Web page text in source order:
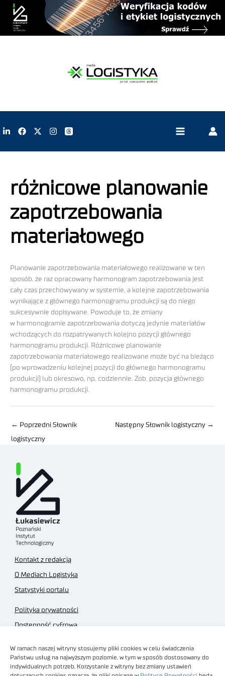
W ramach naszej witryny stosujemy pliki cookies w celu świadczenia
Państwu usług na najwyższym poziomie, w tym w sposób dostosowany do
indywidualnych potrzeb. Korzystanie z witryny bez zmiany ustawień
różnicowe planowanie
zapotrzebowania
materiałowego
Planowanie zapotrzebowania materiałowego realizowane w ten
sposób, że raz opracowany harmonogram zapotrzebowania jest
cały czas przechowywany w systemie, a kolejne zapotrzebowania
wynikające z głównego harmonogramu produkcji są do niego
sukcesywnie dopisywane. Powoduje to, że zmiany
w harmonogramie zapotrzebowania dotyczą jedynie materiałów
wchodzących do rozpatrywanych kolejno pozycji głównego
harmonogramu produkcji. Różnicowe planowanie
zapotrzebowania materiałowego realizowane może być na bieżąco
(po wprowadzeniu kolejnej pozycji do głównego harmonogramu
produkcji) lub okresowo, np. codziennie. Zob. pozycja głównego
harmonogramu produkcji.
← Poprzedni Słownik
logistyczny
Następny Słownik logistyczny →
Kontakt z redakcją
O Mediach Logistyka
Statystyki portalu
Polityka prywatności
Dostępność cyfrowa
Regulamin sklepu